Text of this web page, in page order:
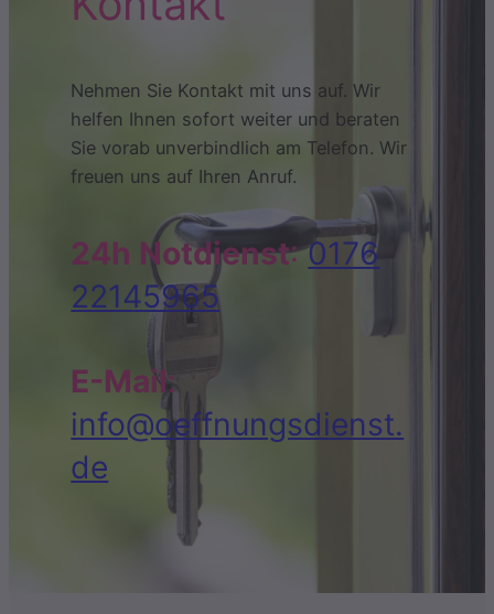
Nehmen Sie Kontakt mit uns auf. Wir
helfen Ihnen sofort weiter und beraten
Sie vorab unverbindlich am Telefon. Wir
freuen uns auf Ihren Anruf.
24h Notdienst:0176
22145965
E-Mail:
info@oeffnungsdienst.
de